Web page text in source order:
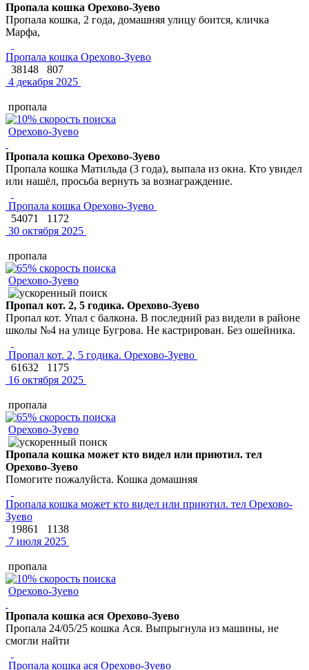
Пропала кошка Орехово-Зуево
Пропала кошка, 2 года, домашняя улицу боится, кличка
Марфа,
Пропала кошка Орехово-Зуево
38148
807
4 декабря 2025
пропала
Орехово-Зуево
Пропала кошка Орехово-Зуево
Пропала кошка Матильда (3 года), выпала из окна. Кто увидел
или нашёл, просьба вернуть за вознаграждение.
Пропала кошка Орехово-Зуево
54071
1172
30 октября 2025
пропала
Орехово-Зуево
Пропал кот. 2, 5 годика. Орехово-Зуево
Пропал кот. Упал с балкона. В последний раз видели в районе
школы №4 на улице Бугрова. Не кастрирован. Без ошейника.
Пропал кот. 2, 5 годика. Орехово-Зуево
61632
1175
16 октября 2025
пропала
Орехово-Зуево
Пропала кошка может кто видел или приютил. тел
Орехово-Зуево
Помогите пожалуйста. Кошка домашняя
Пропала кошка может кто видел или приютил. тел Орехово-
Зуево
19861
1138
7 июля 2025
пропала
Орехово-Зуево
Пропала кошка ася Орехово-Зуево
Пропала 24/05/25 кошка Ася. Выпрыгнула из машины, не
смогли найти
Пропала кошка ася Орехово-Зуево